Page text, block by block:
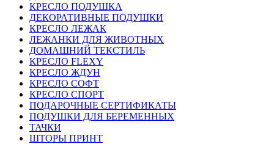
КРЕСЛО ПОДУШКА
ДЕКОРАТИВНЫЕ ПОДУШКИ
КРЕСЛО ЛЕЖАК
ЛЕЖАНКИ ДЛЯ ЖИВОТНЫХ
ДОМАШНИЙ ТЕКСТИЛЬ
КРЕСЛО FLEXY
КРЕСЛО ЖДУН
КРЕСЛО СОФТ
КРЕСЛО СПОРТ
ПОДАРОЧНЫЕ СЕРТИФИКАТЫ
ПОДУШКИ ДЛЯ БЕРЕМЕННЫХ
ТАЧКИ
ШТОРЫ ПРИНТ